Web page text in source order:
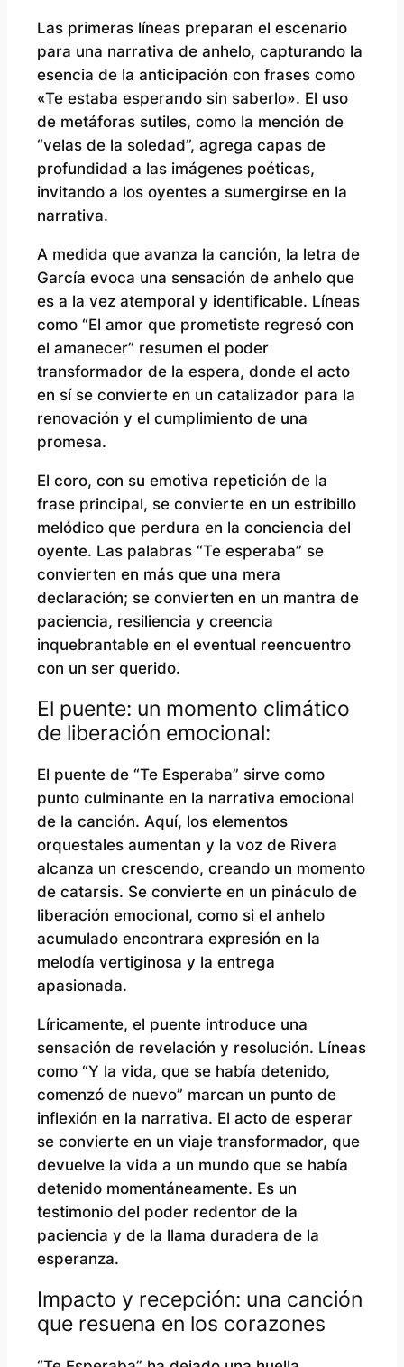
Las primeras líneas preparan el escenario
para una narrativa de anhelo, capturando la
esencia de la anticipación con frases como
«Te estaba esperando sin saberlo». El uso
de metáforas sutiles, como la mención de
“velas de la soledad”, agrega capas de
profundidad a las imágenes poéticas,
invitando a los oyentes a sumergirse en la
narrativa.
A medida que avanza la canción, la letra de
García evoca una sensación de anhelo que
es a la vez atemporal y identificable. Líneas
como “El amor que prometiste regresó con
el amanecer” resumen el poder
transformador de la espera, donde el acto
en sí se convierte en un catalizador para la
renovación y el cumplimiento de una
promesa.
El coro, con su emotiva repetición de la
frase principal, se convierte en un estribillo
melódico que perdura en la conciencia del
oyente. Las palabras “Te esperaba” se
convierten en más que una mera
declaración; se convierten en un mantra de
paciencia, resiliencia y creencia
inquebrantable en el eventual reencuentro
con un ser querido.
El puente: un momento climático
de liberación emocional:
El puente de “Te Esperaba” sirve como
punto culminante en la narrativa emocional
de la canción. Aquí, los elementos
orquestales aumentan y la voz de Rivera
alcanza un crescendo, creando un momento
de catarsis. Se convierte en un pináculo de
liberación emocional, como si el anhelo
acumulado encontrara expresión en la
melodía vertiginosa y la entrega
apasionada.
Líricamente, el puente introduce una
sensación de revelación y resolución. Líneas
como “Y la vida, que se había detenido,
comenzó de nuevo” marcan un punto de
inflexión en la narrativa. El acto de esperar
se convierte en un viaje transformador, que
devuelve la vida a un mundo que se había
detenido momentáneamente. Es un
testimonio del poder redentor de la
paciencia y de la llama duradera de la
esperanza.
Impacto y recepción: una canción
que resuena en los corazones